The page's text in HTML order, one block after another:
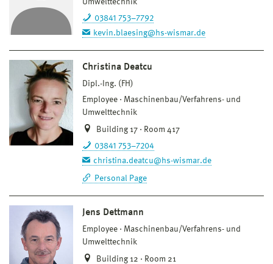
03841 753–7792
kevin.blaesing@hs-wismar.de
Christina Deatcu
Dipl.-Ing. (FH)
Employee
Maschinenbau/Verfahrens- und
Umwelttechnik
Building 17 · Room 417
03841 753–7204
christina.deatcu@hs-wismar.de
Personal Page
Jens Dettmann
Employee
Maschinenbau/Verfahrens- und
Umwelttechnik
Building 12 · Room 21